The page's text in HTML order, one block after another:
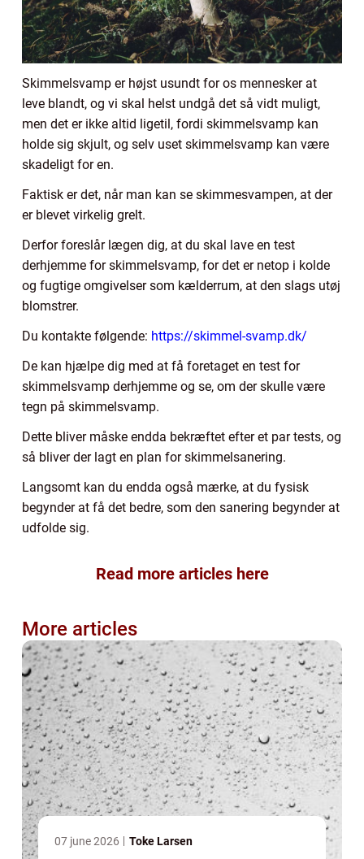
Skimmelsvamp er højst usundt for os mennesker at
leve blandt, og vi skal helst undgå det så vidt muligt,
men det er ikke altid ligetil, fordi skimmelsvamp kan
holde sig skjult, og selv uset skimmelsvamp kan være
skadeligt for en.
Faktisk er det, når man kan se skimmesvampen, at der
er blevet virkelig grelt.
Derfor foreslår lægen dig, at du skal lave en test
derhjemme for skimmelsvamp, for det er netop i kolde
og fugtige omgivelser som kælderrum, at den slags utøj
blomstrer.
Du kontakte følgende: https://skimmel-svamp.dk/
De kan hjælpe dig med at få foretaget en test for
skimmelsvamp derhjemme og se, om der skulle være
tegn på skimmelsvamp.
Dette bliver måske endda bekræftet efter et par tests, og
så bliver der lagt en plan for skimmelsanering.
Langsomt kan du endda også mærke, at du fysisk
begynder at få det bedre, som den sanering begynder at
udfolde sig.
Read more articles here
More articles
07 june 2026 Toke Larsen